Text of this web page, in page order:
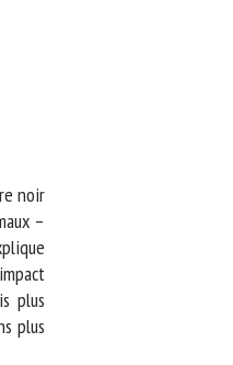
noir
–
plus
plus